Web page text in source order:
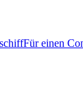
Für einen